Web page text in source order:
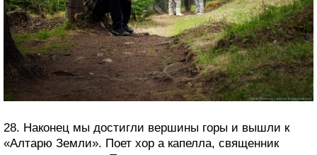
28. Наконец мы достигли вершины горы и вышли к
«Алтарю Земли». Поет хор а капелла, священник